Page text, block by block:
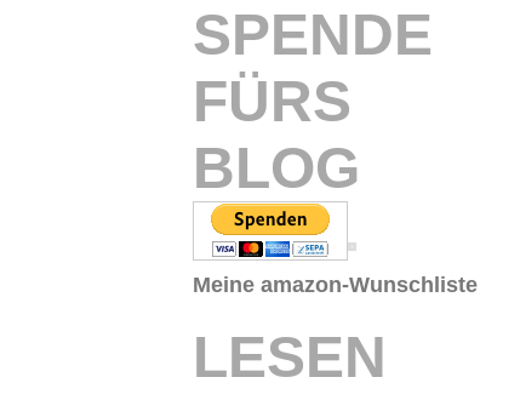
SPENDE
FÜRS
BLOG
Meine amazon-Wunschliste
LESEN